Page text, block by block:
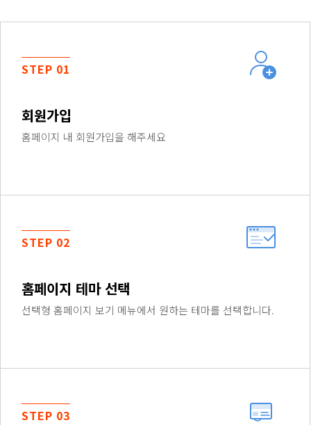
STEP 01
회원가입
홈페이지 내 회원가입을 해주세요
STEP 02
홈페이지 테마 선택
선택형 홈페이지 보기 메뉴에서 원하는 테마를 선택합니다.
STEP 03